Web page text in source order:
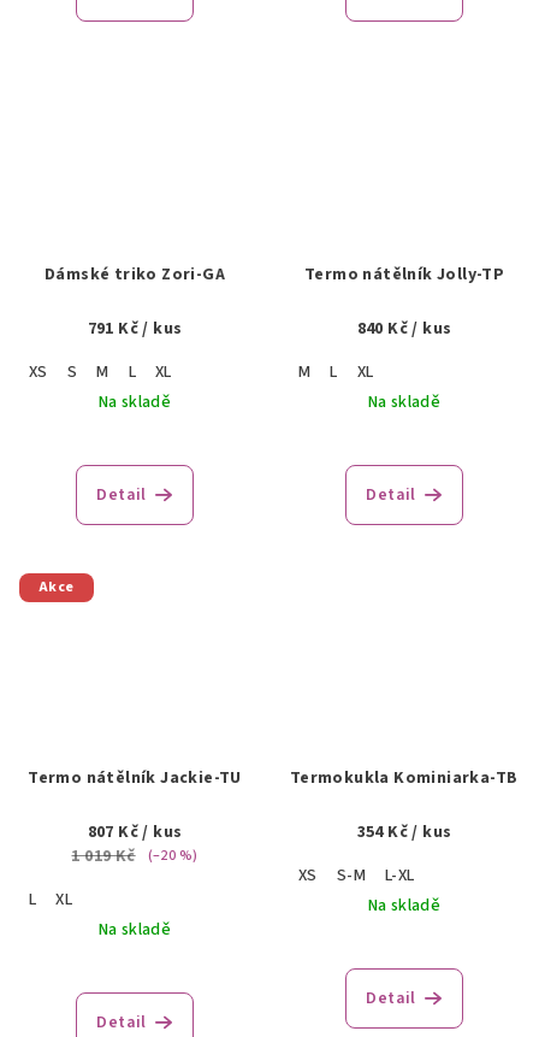
Dámské triko Zori-GA
791 Kč/ kus
XS
S M L
XL
Na skladě
Detail
Termo nátělník Jolly-TP
840 Kč/ kus
M
L
XL
Na skladě
Detail
Akce
Termo nátělník Jackie-TU
807 Kč/ kus
1 019 Kč
(–20 %)
L
XL
Na skladě
Detail
Termokukla Kominiarka-TB
354 Kč/ kus
XS
S-M
L-XL
Na skladě
Detail